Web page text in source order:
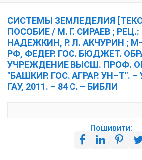
СИСТЕМЫ ЗЕМЛЕДЕЛИЯ
ПОСОБИЕ / М. Г. СИРАЕВ ; РЕЦ.:
НАДЕЖКИН, Р. Л. АКЧУРИН ;
РФ, ФЕДЕР. ГОС. БЮДЖЕТ.
УЧРЕЖДЕНИЕ ВЫСШ. ПРОФ.
"БАШКИР. ГОС. АГРАР. УН–Т".
ГАУ, 2011. – 84 С. – БИБЛИ
Поширити: